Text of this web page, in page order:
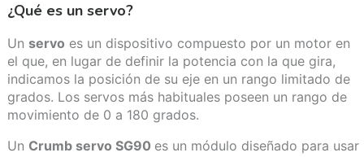
¿Qué es un servo?
Un servo es un dispositivo compuesto por un motor en
el que, en lugar de definir la potencia con la que gira,
indicamos la posición de su eje en un rango limitado de
grados. Los servos más habituales poseen un rango de
movimiento de 0 a 180 grados.
Un Crumb servo SG90 es un módulo diseñado para usar